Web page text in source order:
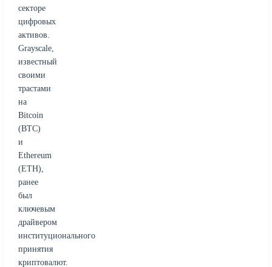
секторе
цифровых
активов.
Grayscale,
известный
своими
трастами
на
Bitcoin
(BTC)
и
Ethereum
(ETH),
ранее
был
ключевым
драйвером
институционального
принятия
криптовалют.